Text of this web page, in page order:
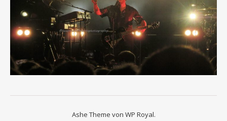
Ashe Theme von WP Royal.